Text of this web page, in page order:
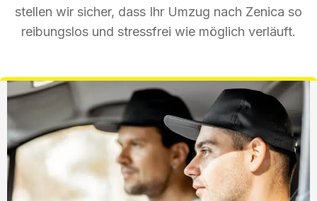
stellen wir sicher, dass Ihr Umzug nach Zenica so
reibungslos und stressfrei wie möglich verläuft.